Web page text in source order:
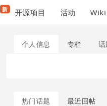
新 开源项目 活动 Wiki
个人信息 专栏 话
热门话题 最近回帖